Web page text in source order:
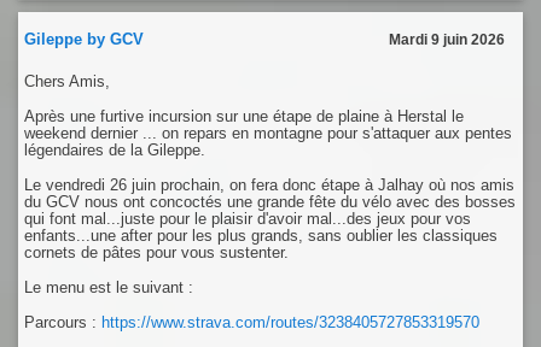
Gileppe by GCV Mardi 9 juin 2026
Chers Amis,
Après une furtive incursion sur une étape de plaine à Herstal le
weekend dernier ... on repars en montagne pour s'attaquer aux pentes
légendaires de la Gileppe.
Le vendredi 26 juin prochain, on fera donc étape à Jalhay où nos amis
du GCV nous ont concoctés une grande fête du vélo avec des bosses
qui font mal...juste pour le plaisir d'avoir mal...des jeux pour vos
enfants...une after pour les plus grands, sans oublier les classiques
cornets de pâtes pour vous sustenter.
Le menu est le suivant :
Parcours : https://www.strava.com/routes/3238405727853319570